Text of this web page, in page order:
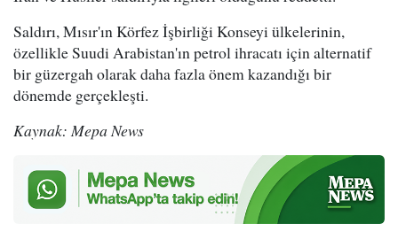
Saldırı, Mısır'ın Körfez İşbirliği Konseyi ülkelerinin,
özellikle Suudi Arabistan'ın petrol ihracatı için alternatif
bir güzergah olarak daha fazla önem kazandığı bir
dönemde gerçekleşti.
Kaynak: Mepa News